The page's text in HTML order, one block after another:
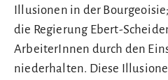
Illusionen in der
die Regierung Ebert-
ArbeiterInnen durch den
niederhalten. Diese